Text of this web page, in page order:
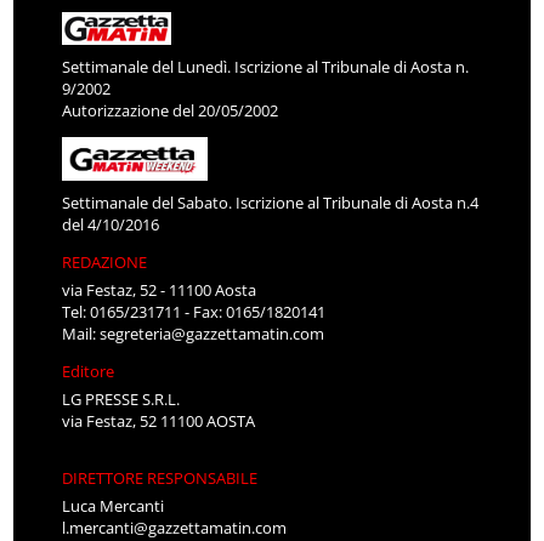
Settimanale del Lunedì. Iscrizione al Tribunale di Aosta n.
9/2002
Autorizzazione del 20/05/2002
Settimanale del Sabato. Iscrizione al Tribunale di Aosta n.4
del 4/10/2016
REDAZIONE
via Festaz, 52 - 11100 Aosta
Tel: 0165/231711 - Fax: 0165/1820141
Mail:segreteria@gazzettamatin.com
Editore
LG PRESSE S.R.L.
via Festaz, 52 11100 AOSTA
DIRETTORE RESPONSABILE
Luca Mercanti
l.mercanti@gazzettamatin.com